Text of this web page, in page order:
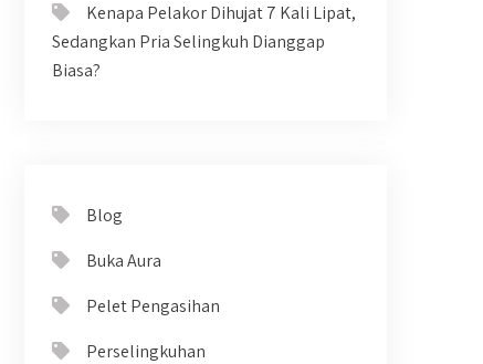
Kenapa Pelakor Dihujat 7 Kali Lipat,
Sedangkan Pria Selingkuh Dianggap
Biasa?
Blog
Buka Aura
Pelet Pengasihan
Perselingkuhan